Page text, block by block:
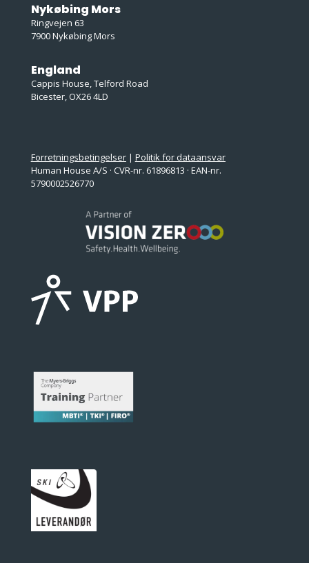
Nykøbing Mors
Ringvejen 63
7900 Nykøbing Mors
England
Cappis House, Telford Road
Bicester, OX26 4LD
Forretningsbetingelser| Politik for dataansvar
Human House A/S · CVR-nr. 61896813 · EAN-nr.
5790002526770